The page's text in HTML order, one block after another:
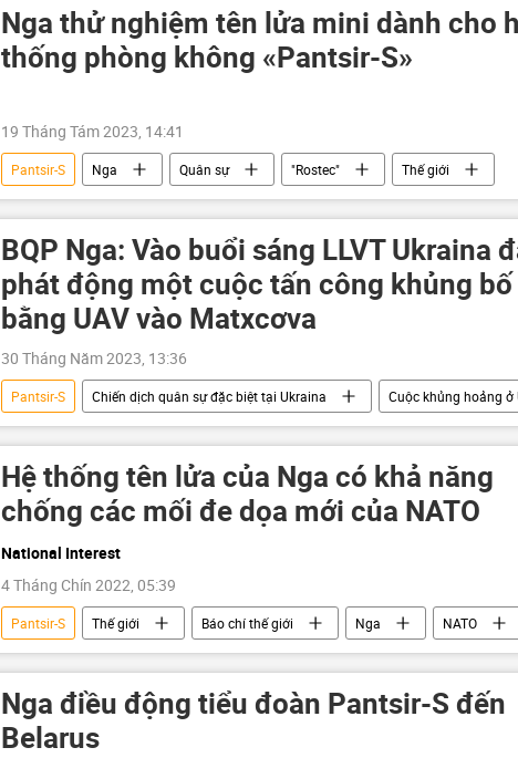
Nga thử nghiệm tên lửa mini dành cho
thống phòng không «Pantsir-S»
19 Tháng Tám 2023, 14:41
Pantsir-S Nga Quân sự "Rostec" Thế giới
BQP Nga: Vào buổi sáng LLVT Ukraina
phát động một cuộc tấn công khủng bố
bằng UAV vào Matxcơva
30 Tháng Năm 2023, 13:36
Pantsir-S Chiến dịch quân sự đặc biệt tại Ukraina Cuộc khủng hoảng ở
Thế giới
Moskva UAV Bộ Quốc phòng Nga
Hệ thống tên lửa của Nga có khả năng
chống các mối đe dọa mới của NATO
National Interest
4 Tháng Chín 2022, 05:39
Pantsir-S Thế giới Báo chí thế giới Nga NATO
Thiết bị quân sự
Tor-M2
Nga điều động tiểu đoàn Pantsir-S đến
Belarus